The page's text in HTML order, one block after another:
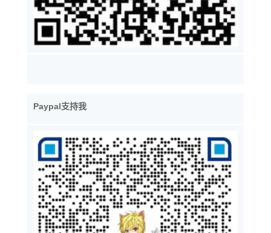
Paypal支持我